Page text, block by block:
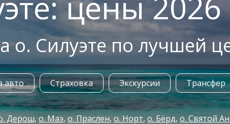
о. Силуэте по лучшей
авто Страховка Экскурсии Трансфер
Дерош о. Маэ о. Праслен о. Норт о. Бёрд о. Святой